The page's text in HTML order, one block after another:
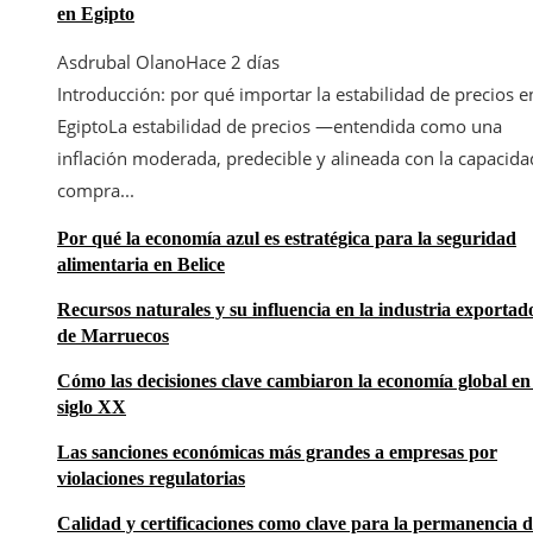
en Egipto
Asdrubal OlanoHace 2 días
Introducción: por qué importar la estabilidad de precios
EgiptoLa estabilidad de precios —entendida como una
inflación moderada, predecible y alineada con la
compra...
Por qué la economía azul es estratégica para la seguridad
alimentaria en Belice
Recursos naturales y su influencia en la industria
de Marruecos
Cómo las decisiones clave cambiaron la economía global
siglo XX
Las sanciones económicas más grandes a empresas por
violaciones regulatorias
Calidad y certificaciones como clave para la permanencia